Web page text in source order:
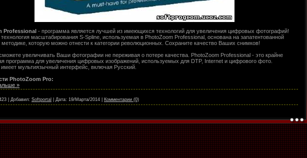
Professional - программа является лучшей из имеющихся технологий для увеличения цифровых фотографий!
масштабирования S-Spline, используемая в PhotoZoom Professional, основана на запатентованной
методике, которую можно отнести к категории революционных. Сохраните качество Ваших снимков!
увеличивать Ваши фотографии не переживая о потере качества. PhotoZoom Professional - это крайне
программа для увеличения цифровых изображений, используемых для DTP, Internet и цифрового фото.
мультиязычный интерфейс, включая Русский.
PhotoZoom Pro:
»
Добавил: Softportal Дата: 19/Марта/2014 Комментарии (0)